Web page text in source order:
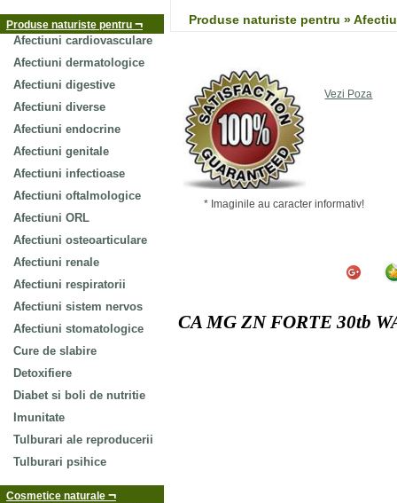
Produse naturiste pentru ¬
Afectiuni cardiovasculare
Afectiuni dermatologice
Afectiuni digestive
Afectiuni diverse
Afectiuni endocrine
Afectiuni genitale
Afectiuni infectioase
Afectiuni oftalmologice
Afectiuni ORL
Afectiuni osteoarticulare
Afectiuni renale
Afectiuni respiratorii
Afectiuni sistem nervos
Afectiuni stomatologice
Cure de slabire
Detoxifiere
Diabet si boli de nutritie
Imunitate
Tulburari ale reproducerii
Tulburari psihice
Cosmetice naturale ¬
Produse naturiste pentru »
Vezi Poza
* Imaginile au caracter informativ!
CA MG ZN FORTE 30tb